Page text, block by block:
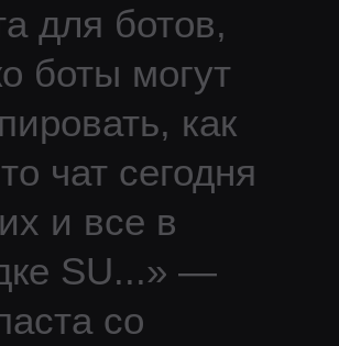
для ботов,
боты могут
как
чат сегодня
и все в
SU...» —
со